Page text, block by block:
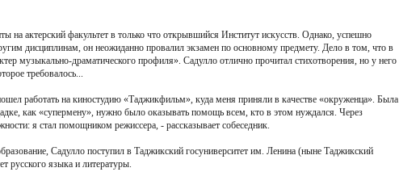
на актерский факультет в только что открывшийся Институт искусств. Однако, успешно
дисциплинам, он неожиданно провалил экзамен по основному предмету. Дело в том, что в
музыкально-драматического профиля». Садулло отлично прочитал стихотворения, но у него
требовалось...
работать на киностудию «Таджикфильм», куда меня приняли в качестве «окруженца». Была
как «супермену», нужно было оказывать помощь всем, кто в этом нуждался. Через
я стал помощником режиссера, - рассказывает собеседник.
Садулло поступил в Таджикский госуниверситет им. Ленина (ныне Таджикский
русского языка и литературы.